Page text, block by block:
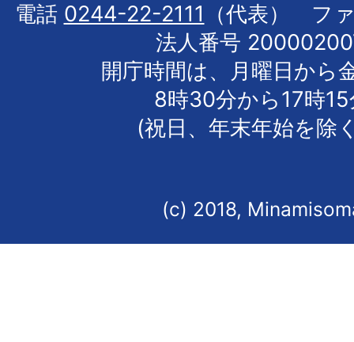
電話 0244-22-2111
（代表） フ
法人番号
開庁時間は、月曜日から
8時30分から17時
(祝日、年末年始を除
(c) 2018,